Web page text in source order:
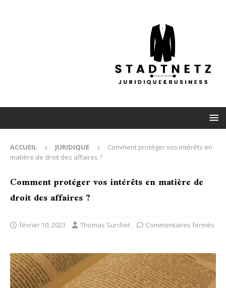
ACCUEIL JURIDIQUE
Comment protéger vos intérêts en
matière de droit des affaires ?
Comment protéger vos intérêts en matière de
droit des affaires ?
février 10, 2023 Thomas Surchet Commentaires fermés